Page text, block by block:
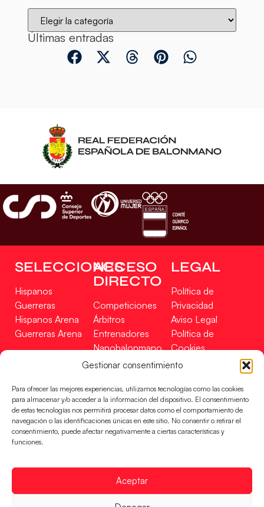
Gestionar consentimiento
Para ofrecer las mejores experiencias, utilizamos tecnologías como las cookies
para almacenar y/o acceder a la información del dispositivo. El consentimiento
de estas tecnologías nos permitirá procesar datos como el comportamiento de
navegación o las identificaciones únicas en este sitio. No consentir o retirar el
consentimiento, puede afectar negativamente a ciertas características y
funciones.
Aceptar
Últimas entradas
SELECCIONES
Hispanos
Guerreras
Hispanos Arena
Guerreras Arena
ACCESO
DIRECTO
Competiciones
Árbitros
Entrenadores
Nanobalonmano
Tienda
LEGAL
Política de
Privacidad
Aviso Legal
Política de
Cookies
Mapa Web
Incidencias
CONTACTO
EN
FINANCIADO
RFEBM © 2024. Todos los derechos reservados –